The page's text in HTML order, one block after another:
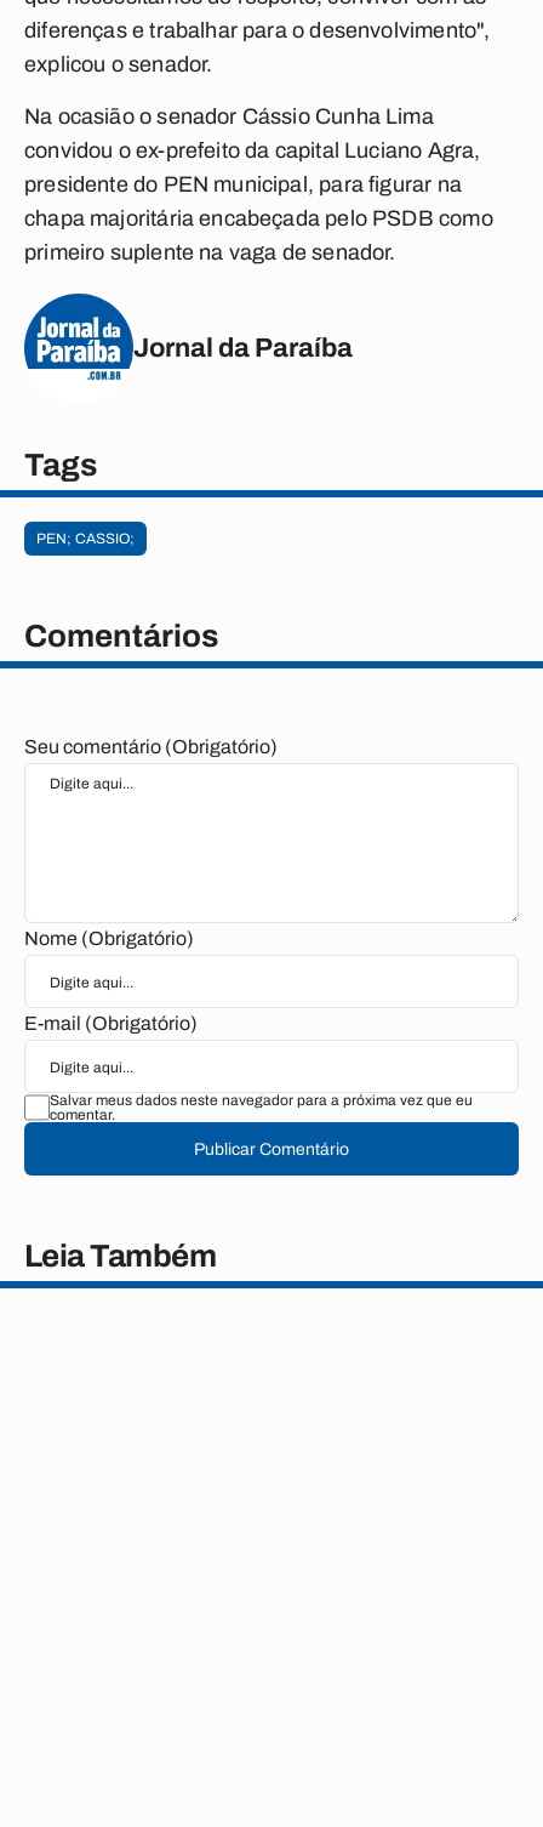
diferenças e trabalhar para o desenvolvimento",
explicou o senador.
Na ocasião o senador Cássio Cunha Lima
convidou o ex-prefeito da capital Luciano Agra,
presidente do PEN municipal, para figurar na
chapa majoritária encabeçada pelo PSDB como
primeiro suplente na vaga de senador.
Jornal da Paraíba
Tags
PEN; CASSIO;
Comentários
Seu comentário (Obrigatório)
Nome (Obrigatório)
E-mail (Obrigatório)
Salvar meus dados neste navegador para a próxima vez que eu
comentar.
Publicar Comentário
Leia Também